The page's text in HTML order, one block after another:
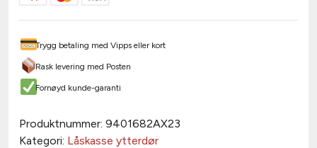
Trygg betaling med Vipps eller kort
Rask levering med Posten
Fornøyd kunde-garanti
Produktnummer: 9401682AX23
Kategori: Låskasse ytterdør